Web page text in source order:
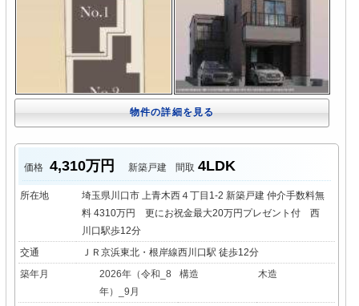
物件の詳細を見る
価格 4,310万円 新築戸建 間取 4LDK
所在地
埼玉県川口市 上青木西４丁目1-2 新築戸建 仲介手数料無
料 4310万円 更にお祝金最大20万円プレゼント付 西
川口駅歩12分
交通
ＪＲ京浜東北・根岸線西川口駅 徒歩12分
築年月
2026年（令和_8
年）_9月
構造 木造